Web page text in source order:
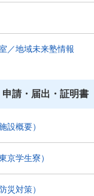
／地域未来塾情報
申請・届出・証明書
設概要）
京学生寮）
災対策）